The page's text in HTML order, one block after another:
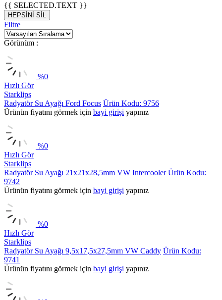
{{ SELECTED.TEXT }}
HEPSİNİ SİL
Filtre
Görünüm :
%0
Hızlı Gör
Starklips
Radyatör Su Ayağı Ford Focus Ürün Kodu: 9756
Ürünün fiyatını görmek için bayi girişi yapınız
%0
Hızlı Gör
Starklips
Radyatör Su Ayağı 21x21x28,5mm VW Intercooler Ürün Kodu:
9742
Ürünün fiyatını görmek için bayi girişi yapınız
%0
Hızlı Gör
Starklips
Radyatör Su Ayağı 9,5x17,5x27,5mm VW Caddy Ürün Kodu:
9741
Ürünün fiyatını görmek için bayi girişi yapınız